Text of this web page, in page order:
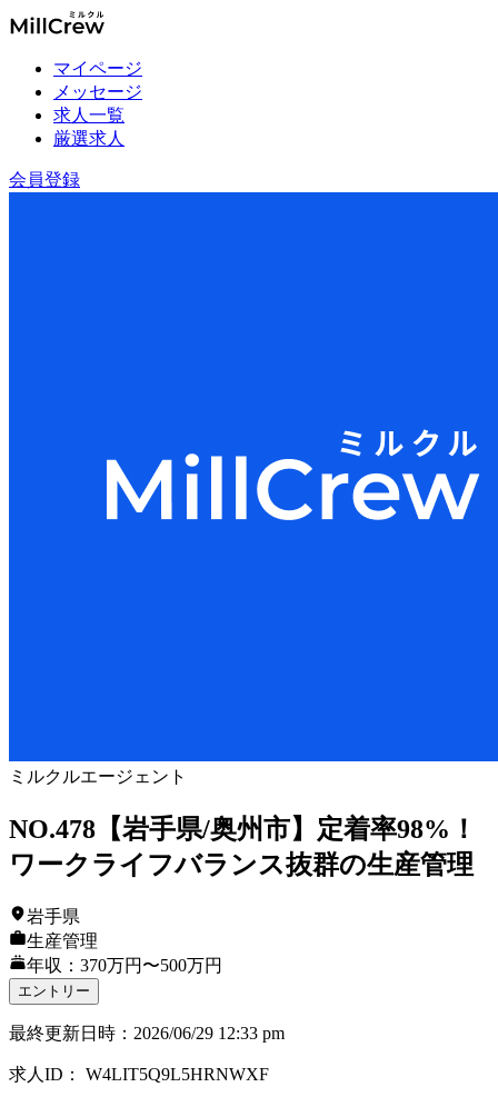
マイページ
メッセージ
求人一覧
厳選求人
会員登録
ミルクルエージェント
NO.478【岩手県/奥州市】定着率98%！
ワークライフバランス抜群の生産管理
岩手県
生産管理
年収：370万円〜500万円
エントリー
最終更新日時 ： 2026/06/29 12:33 pm
求人ID ： W4LIT5Q9L5HRNWXF